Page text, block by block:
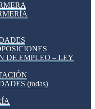
DE EMPLEO – LEY
(todas)